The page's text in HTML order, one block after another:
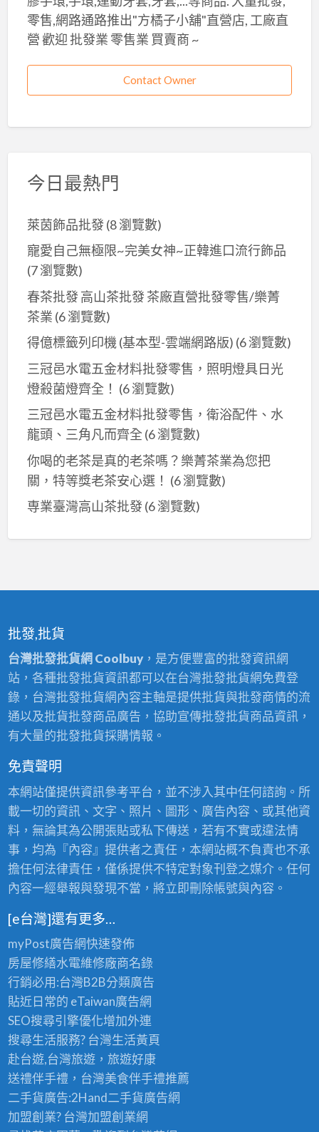
零售,網路通路推出"方橘子小舖"直營店, 工廠直
營 歡迎 批發業 零售業 買賣商 ~
Contact Owner
今日最熱門
萊茵飾品批發(8 瀏覽數)
寵愛自己無極限~完美女神~正韓進口流行飾品
(7 瀏覽數)
春茶批發 高山茶批發 茶廠直營批發零售/樂菁
茶業 (6 瀏覽數)
得億標籤列印機 (基本型-雲端網路版) (6 瀏覽數)
三冠邑水電五金材料批發零售，照明燈具日光
燈殺菌燈齊全！ (6 瀏覽數)
三冠邑水電五金材料批發零售，衛浴配件、水
龍頭、三角凡而齊全 (6 瀏覽數)
你喝的老茶是真的老茶嗎？樂菁茶業為您把
關，特等獎老茶安心選！ (6 瀏覽數)
専業臺灣高山茶批發(6 瀏覽數)
批發,批貨
台灣批發批貨網 Coolbuy，是方便豐富的批發資訊網
站，各種批發批貨資訊都可以在台灣批發批貨網免費登
錄，台灣批發批貨網內容主軸是提供批貨與批發商情的流
通以及批貨批發商品廣告，協助宣傳批發批貨商品資訊，
有大量的批發批貨採購情報。
免責聲明
本網站僅提供資訊參考平台，並不涉入其中任何諮詢。所
載一切的資訊、文字、照片、圖形、廣告內容、或其他資
料，無論其為公開張貼或私下傳送，若有不實或違法情
事，均為『內容』提供者之責任，本網站概不負責也不承
擔任何法律責任，僅係提供不特定對象刊登之媒介。任何
內容一經舉報與發現不當，將立即刪除帳號與內容。
[e台灣]還有更多…
myPost廣告網快速發佈
房屋修繕水電維修廠商名錄
行銷必用:台灣B2B分類廣告
貼近日常的 eTaiwan廣告網
SEO搜尋引擎優化增加外連
搜尋生活服務? 台灣生活黃頁
赴台遊,台灣旅遊，旅遊好康
送禮伴手禮，台灣美食伴手禮推薦
二手貨廣告:2Hand二手貨廣告網
加盟創業? 台灣加盟創業網